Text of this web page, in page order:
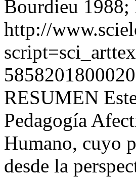
Bourdieu 1988;
http://
RESUMEN
Pedagogía
Humano, cuyo
desde la